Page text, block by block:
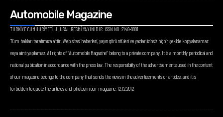
Automobile Magazine
TÜRKİYE CUMHURİYETİ ULUSAL RESMİ YAYINIDIR. ISSN NO: 2148-0001
Tüm hakları tarafımıza aittir. Web sitesi haberleri, yayın görüntüleri ve yazıları izinsiz hiçbir şekilde kopyalanamaz
veya alıntı yapılamaz. All rights of “Automobile Magazine” belong to a private company. It is a monthly periodical and
national publication in accordance with the press law. The responsibility of the advertisements used in the content
of our magazine belongs to the company that sends the views in the advertisements or articles, and it is
forbidden to quote the articles and photos in our magazine. 12.12.2012